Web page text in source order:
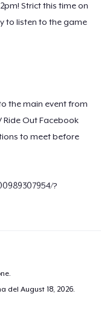
Strict this time on
to listen to the game
the main event from
Ride Out Facebook
to meet before
?
delAugust 18, 2026.